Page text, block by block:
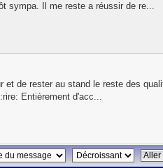
sympa. Il me reste a réussir de re...
et de rester au stand le reste des
Entièrement d'acc...